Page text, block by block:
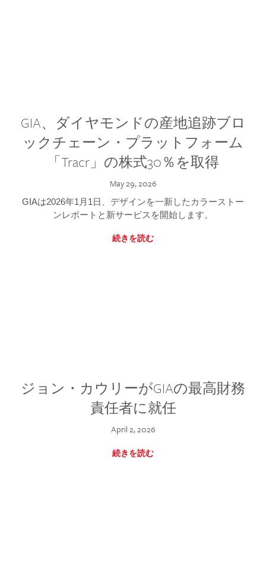
GIA、ダイヤモンドの産地追跡ブロ
ックチェーン・プラットフォーム
「Tracr」の株式30％を取得
May 29, 2026
GIAは2026年1月1日、デザインを一新したカラーストー
ンレポートと新サービスを開始します。
続きを読む
ジョン・カウリーがGIAの最高財務
責任者に就任
April 2, 2026
続きを読む